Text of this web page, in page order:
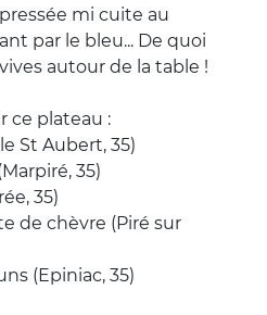
mi cuite au
par le bleu... De quoi
autour de la table !
ce plateau :
St Aubert, 35)
35)
35)
de chèvre (Piré sur
(Epiniac, 35)